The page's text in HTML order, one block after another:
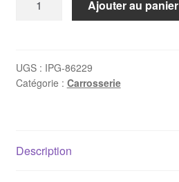
protection
pour
W123
Ajouter au panier
UGS : IPG-86229
Catégorie : Carrosserie
Description